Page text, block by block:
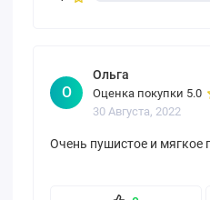
О
Ольга
Оценка покупки 5.0
30 Августа, 2022
Очень пушистое и мягкое